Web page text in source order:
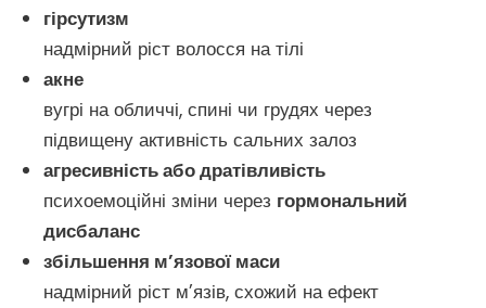
гірсутизм
надмірний ріст волосся на тілі
акне
вугрі на обличчі, спині чи грудях через
підвищену активність сальних залоз
агресивність або дратівливість
психоемоційні зміни через гормональний
дисбаланс
збільшення м’язової маси
надмірний ріст м’язів, схожий на ефект